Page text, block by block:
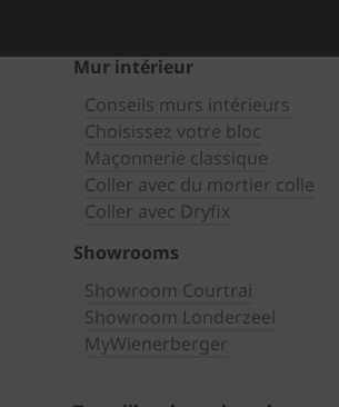
Mur intérieur
Conseils murs intérieurs
Choisissez votre bloc
Maçonnerie classique
Coller avec du mortier colle
Coller avec Dryfix
Showrooms
Showroom Courtrai
Showroom Londerzeel
MyWienerberger